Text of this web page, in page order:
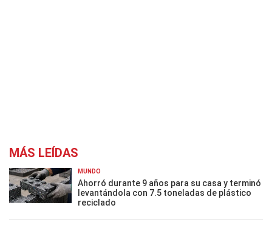
MÁS LEÍDAS
MUNDO
Ahorró durante 9 años para su casa y terminó
levantándola con 7.5 toneladas de plástico
reciclado